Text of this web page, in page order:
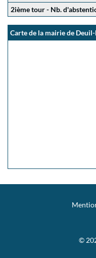
2ième tour - Nb.
Carte de la mairie de
©